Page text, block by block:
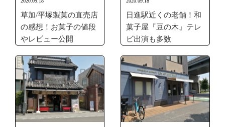
草加/平塚製菓の直売店
の感想！お菓子の値段
やレビュー公開
日進駅近くの老舗！和
菓子屋『豆の木』テレ
ビ出演も多数